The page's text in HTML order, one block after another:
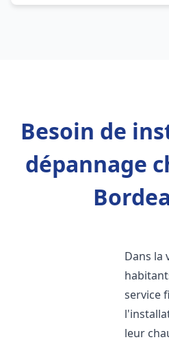
Besoin de
dépannage
Dans la
service
leur